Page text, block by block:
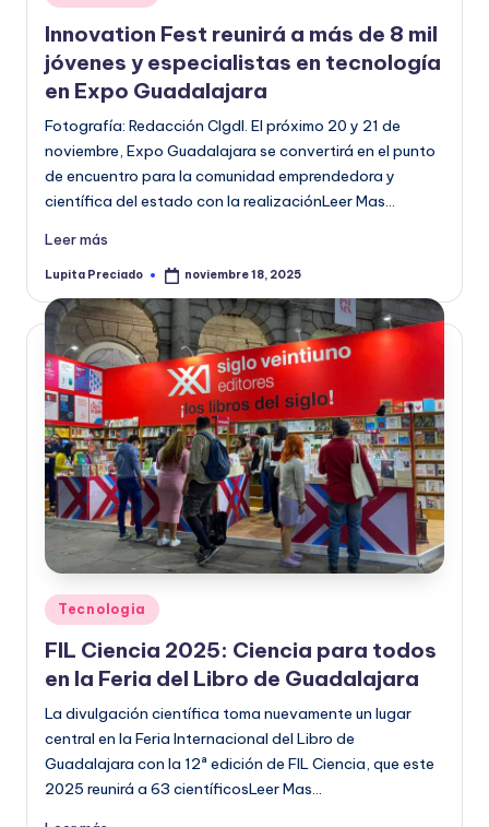
o
r
m
a
ti
v
a
en
Innovation Fest reunirá a más de 8 mil
jóvenes y especialistas en tecnología
en Expo Guadalajara
Fotografía: Redacción CIgdl. El próximo 20 y 21 de
noviembre, Expo Guadalajara se convertirá en el punto
de encuentro para la comunidad emprendedora y
científica del estado con la realizaciónLeer Mas…
Leer más
Publicado
Lupita Preciado noviembre 18, 2025
Publicado
en
Tecnologia
FIL Ciencia 2025: Ciencia para todos
en la Feria del Libro de Guadalajara
La divulgación científica toma nuevamente un lugar
central en la Feria Internacional del Libro de
Guadalajara con la 12ª edición de FIL Ciencia, que este
2025 reunirá a 63 científicosLeer Mas…